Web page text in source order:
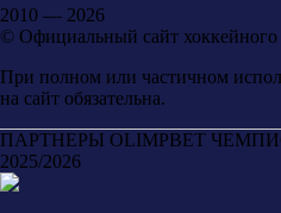
2010 — 2026
© Официальный сайт хоккейного
При полном или частичном
на сайт обязательна.
ПАРТНЕРЫ OLIMPBET
2025/2026